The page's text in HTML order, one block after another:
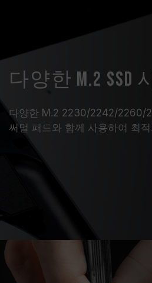
다양한 M.2 SSD
다양한 M.2 2230/2242/2260/
써멀 패드와 함께 사용하여 최